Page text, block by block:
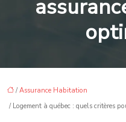
/Assurance Habitation
/ Logement à québec : quels critères